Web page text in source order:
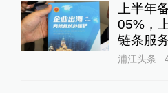
上半年
05%，
链条服
浦江头条